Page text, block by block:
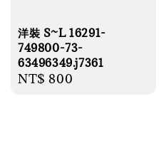
洋裝 S~L 16291-
749800-73-
63496349.j7361
Regular
NT$ 800